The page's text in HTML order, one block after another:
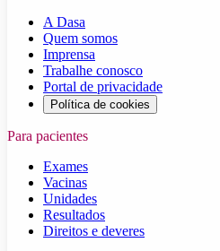
A Dasa
Quem somos
Imprensa
Trabalhe conosco
Portal de privacidade
Política de cookies
Para pacientes
Exames
Vacinas
Unidades
Resultados
Direitos e deveres